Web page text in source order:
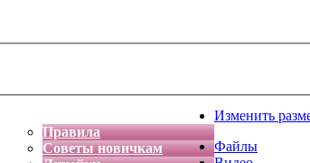
Правила
Советы новичкам
Изменить
Файлы